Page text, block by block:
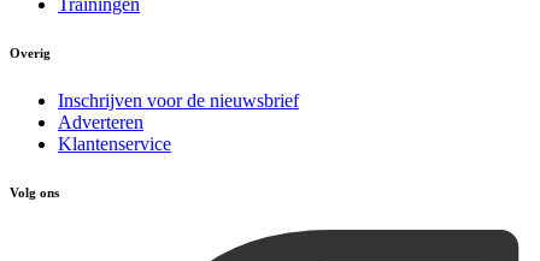
Trainingen
Overig
Inschrijven voor de nieuwsbrief
Adverteren
Klantenservice
Volg ons